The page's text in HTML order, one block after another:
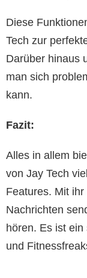
Diese
Tech zur
Darüber hinaus
man sich
kann.
Fazit:
Alles in allem
von Jay Tech
Features. Mit
Nachrichten
hören. Es ist
und